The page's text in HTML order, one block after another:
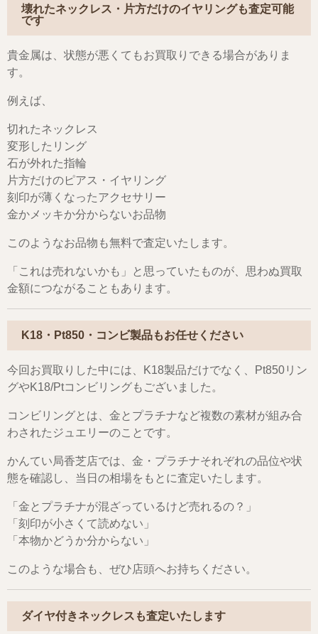
壊れたネックレス・片方だけのイヤリングも査定可能
です
貴金属は、状態が悪くてもお買取りできる場合がありま
す。
例えば、
切れたネックレス
変形したリング
石が外れた指輪
片方だけのピアス・イヤリング
刻印が薄くなったアクセサリー
金かメッキか分からないお品物
このようなお品物も無料で査定いたします。
「これは売れないかも」と思っていたものが、思わぬ買取
金額につながることもあります。
K18・Pt850・コンビ製品もお任せください
今回お買取りした中には、K18製品だけでなく、Pt850リン
グやK18/Ptコンビリングもございました。
コンビリングとは、金とプラチナなど複数の素材が組み合
わされたジュエリーのことです。
かんてい局香芝店では、金・プラチナそれぞれの品位や状
態を確認し、当日の相場をもとに査定いたします。
「金とプラチナが混ざっているけど売れるの？」
「刻印が小さくて読めない」
「本物かどうか分からない」
このような場合も、ぜひ店頭へお持ちください。
ダイヤ付きネックレスも査定いたします